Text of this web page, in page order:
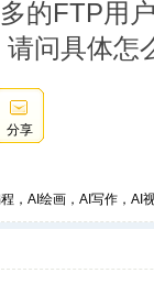
的FTP用
问具体怎
分享
，AI绘画，AI写作，AI